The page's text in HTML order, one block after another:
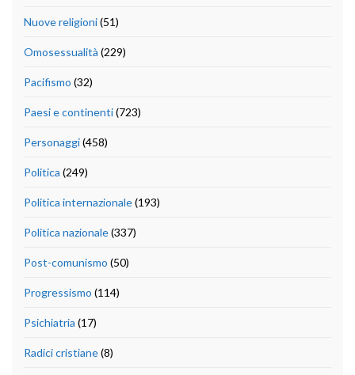
Nuove religioni(51)
Omosessualità (229)
Pacifismo (32)
Paesi e continenti(723)
Personaggi(458)
Politica (249)
Politica internazionale(193)
Politica nazionale(337)
Post-comunismo (50)
Progressismo (114)
Psichiatria (17)
Radici cristiane(8)